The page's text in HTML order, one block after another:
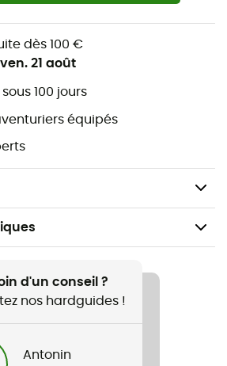
dès 100 €
ven. 21 août
100 jours
équipés
vous assure une isolation
en avez le plus besoin, tout en vous
librement. Et comme si cela ne
est dotée d'une finition
les petites averses surprises
parfois offrir. Alors, prêtes à
avec style et technique ?
polyester
/ Lifestyle
d'un conseil ?
nos hardguides !
Antonin